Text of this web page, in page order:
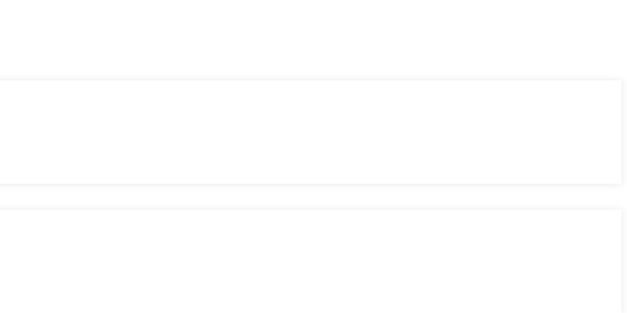
senza complicazioni.
del mercato.
piattaforme e dApp.